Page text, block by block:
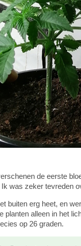
de eerste
was zeker tevreden
buiten erg heet, en
planten alleen in het
op 26 graden.